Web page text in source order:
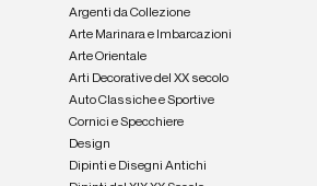
Argenti da Collezione
Arte Marinara e Imbarcazioni
Arte Orientale
Arti Decorative del XX secolo
Auto Classiche e Sportive
Cornici e Specchiere
Design
Dipinti e Disegni Antichi